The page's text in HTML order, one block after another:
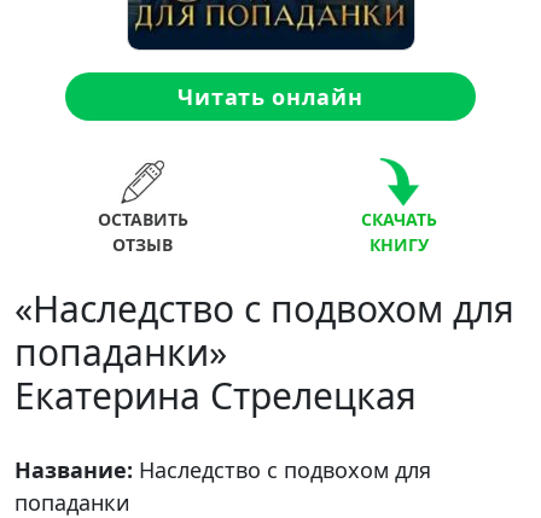
Читать онлайн
ОСТАВИТЬ
ОТЗЫВ
СКАЧАТЬ
КНИГУ
«Наследство с подвохом для
попаданки»
Екатерина Стрелецкая
Название: Наследство с подвохом для
попаданки